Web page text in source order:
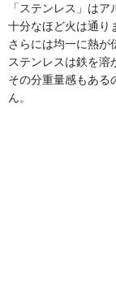
「ステンレス」は
十分なほど火は通り
さらには均一に熱が
ステンレスは鉄を溶
その分重量感もある
ん。